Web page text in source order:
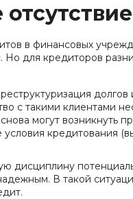
в финансовых
Но для кредиторов
долгов
с такими клиентами
могут возникнуть
кредитования
дисциплину
В такой